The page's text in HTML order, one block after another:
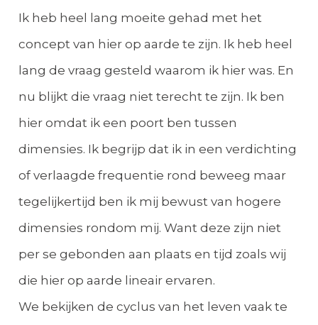
Ik heb heel lang moeite gehad met het
concept van hier op aarde te zijn. Ik heb heel
lang de vraag gesteld waarom ik hier was. En
nu blijkt die vraag niet terecht te zijn. Ik ben
hier omdat ik een poort ben tussen
dimensies. Ik begrijp dat ik in een verdichting
of verlaagde frequentie rond beweeg maar
tegelijkertijd ben ik mij bewust van hogere
dimensies rondom mij. Want deze zijn niet
per se gebonden aan plaats en tijd zoals wij
die hier op aarde lineair ervaren.
We bekijken de cyclus van het leven vaak te